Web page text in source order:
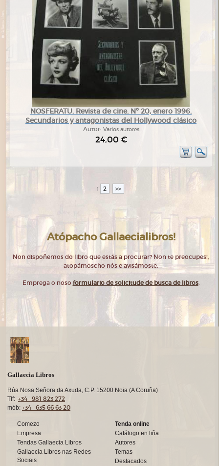
NOSFERATU. Revista de cine. Nº 20, enero 1996.
Secundarios y antagonistas del Hollywood clásico
Autor: Varios autores
24,00 €
1 2 >>
Atópacho Gallaecialibros!
Non dispoñemos do libro que estás a procurar? Non te preocupes!,
atopámoscho nós e avisámoste.
Emprega o noso formulario de solicitude de busca de libros.
Gallaecia Libros
Rúa Nosa Señora da Axuda, C.P. 15200 Noia (A Coruña)
Tlf: +34 981 823 272
mób: +34 635 66 63 20
Comezo
Empresa
Tendas Gallaecia Libros
Gallaecia Libros nas Redes
Sociais
Tenda online
Catálogo en liña
Autores
Temas
Destacados